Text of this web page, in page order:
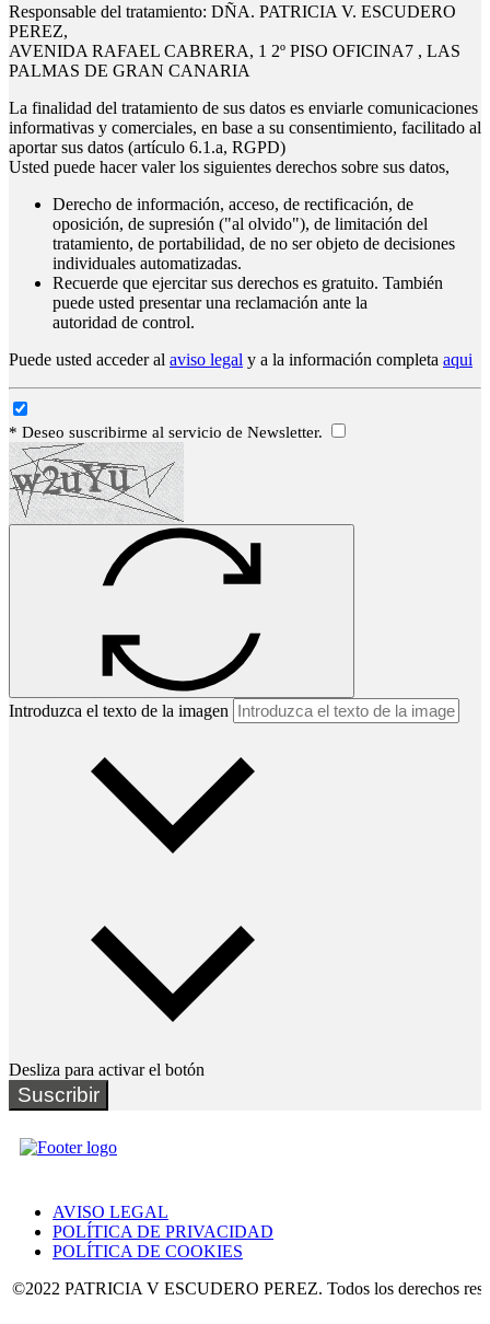
Responsable del tratamiento: DÑA. PATRICIA V. ESCUDERO
PEREZ,
AVENIDA RAFAEL CABRERA, 1 2º PISO OFICINA7 , LAS
PALMAS DE GRAN CANARIA
La finalidad del tratamiento de sus datos es enviarle comunicaciones
informativas y comerciales, en base a su consentimiento, facilitado al
aportar sus datos (artículo 6.1.a, RGPD)
Usted puede hacer valer los siguientes derechos sobre sus datos,
Derecho de información, acceso, de rectificación, de
oposición, de supresión ("al olvido"), de limitación del
tratamiento, de portabilidad, de no ser objeto de decisiones
individuales automatizadas.
Recuerde que ejercitar sus derechos es gratuito. También
puede usted presentar una reclamación ante la
autoridad de control.
Puede usted acceder al aviso legal y a la información completa aqui
* Deseo suscribirme al servicio de Newsletter.
Introduzca el texto de la imagen
Desliza para activar el botón
Suscribir
AVISO LEGAL
POLÍTICA DE PRIVACIDAD
POLÍTICA DE COOKIES
PATRICIA V ESCUDERO PEREZ. Todos los derechos